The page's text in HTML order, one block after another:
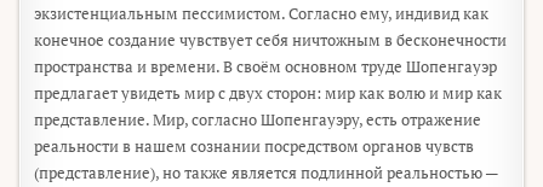
экзистенциальным пессимистом. Согласно ему, индивид как
конечное создание чувствует себя ничтожным в бесконечности
пространства и времени. В своём основном труде Шопенгауэр
предлагает увидеть мир с двух сторон: мир как волю и мир как
представление. Мир, согласно Шопенгауэру, есть отражение
реальности в нашем сознании посредством органов чувств
(представление), но также является подлинной реальностью —